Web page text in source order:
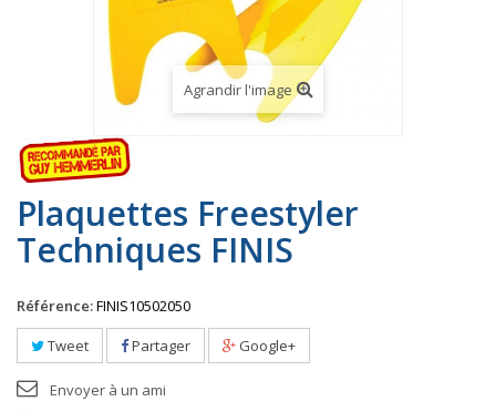
Agrandir l'image
Plaquettes Freestyler
Techniques FINIS
Référence:FINIS10502050
Tweet
Partager Google+
Envoyer à un ami